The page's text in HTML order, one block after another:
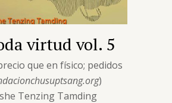
virtud vol. 5
que en físico; pedidos
)
Tenzing Tamding